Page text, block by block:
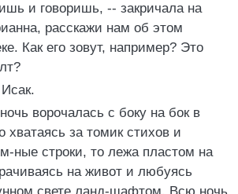
и говоришь, -- закричала на
расскажи нам об этом
Как его зовут, например? Это
ворочалась с боку на бок в
хватаясь за томик стихов и
ные строки, то лежа пластом на
на живот и любуясь